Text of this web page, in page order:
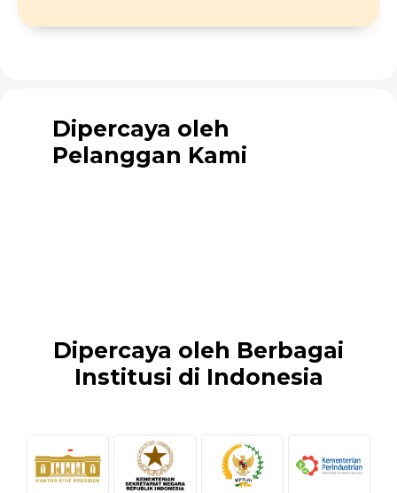
Dipercaya oleh
Pelanggan Kami
Dipercaya oleh Berbagai
Institusi di Indonesia